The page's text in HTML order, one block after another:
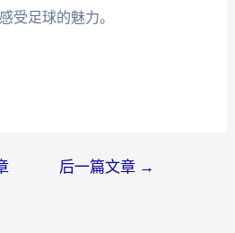
受足球的魅力。
后一篇文章 →